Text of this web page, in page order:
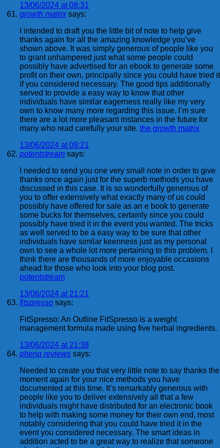
13/06/2024 at 08:31
growth matrix says:
I intended to draft you the little bit of note to help give
thanks again for all the amazing knowledge you’ve
shown above. It was simply generous of people like you
to grant unhampered just what some people could
possibly have advertised for an ebook to generate some
profit on their own, principally since you could have tried it
if you considered necessary. The good tips additionally
served to provide a easy way to know that other
individuals have similar eagerness really like my very
own to know many more regarding this issue. I’m sure
there are a lot more pleasant instances in the future for
many who read carefully your site. the growth matrix
13/06/2024 at 09:21
potentstream says:
I needed to send you one very small note in order to give
thanks once again just for the superb methods you have
discussed in this case. It is so wonderfully generous of
you to offer extensively what exactly many of us could
possibly have offered for sale as an e book to generate
some bucks for themselves, certainly since you could
possibly have tried it in the event you wanted. The tricks
as well served to be a easy way to be sure that other
individuals have similar keenness just as my personal
own to see a whole lot more pertaining to this problem. I
think there are thousands of more enjoyable occasions
ahead for those who look into your blog post.
potentstream
13/06/2024 at 21:21
fitspresso says:
FitSpresso: An Outline FitSpresso is a weight
management formula made using five herbal ingredients.
13/06/2024 at 21:38
phenq reviews says:
Needed to create you that very little note to say thanks the
moment again for your nice methods you have
documented at this time. It’s remarkably generous with
people like you to deliver extensively all that a few
individuals might have distributed for an electronic book
to help with making some money for their own end, most
notably considering that you could have tried it in the
event you considered necessary. The smart ideas in
addition acted to be a great way to realize that someone